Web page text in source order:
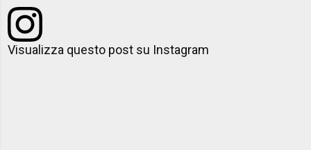
Visualizza questo post su Instagram